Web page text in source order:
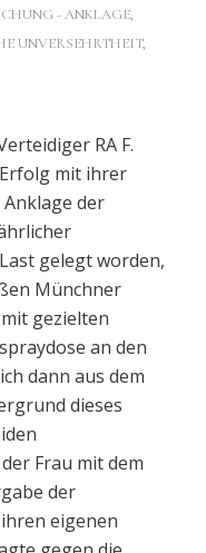
- ANKLAGE,
UNVERSEHRTHEIT,
RA F.
mit ihrer
der
gelegt worden,
Münchner
gezielten
an den
dann aus dem
dieses
Frau mit dem
der
eigenen